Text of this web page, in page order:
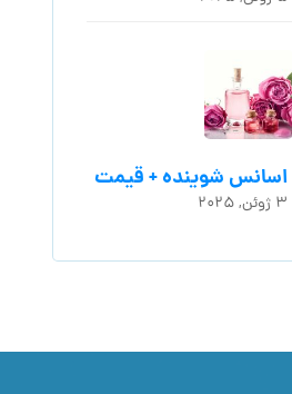
شوینده + قیمت
۳ ژوئن, ۲۰۲۵